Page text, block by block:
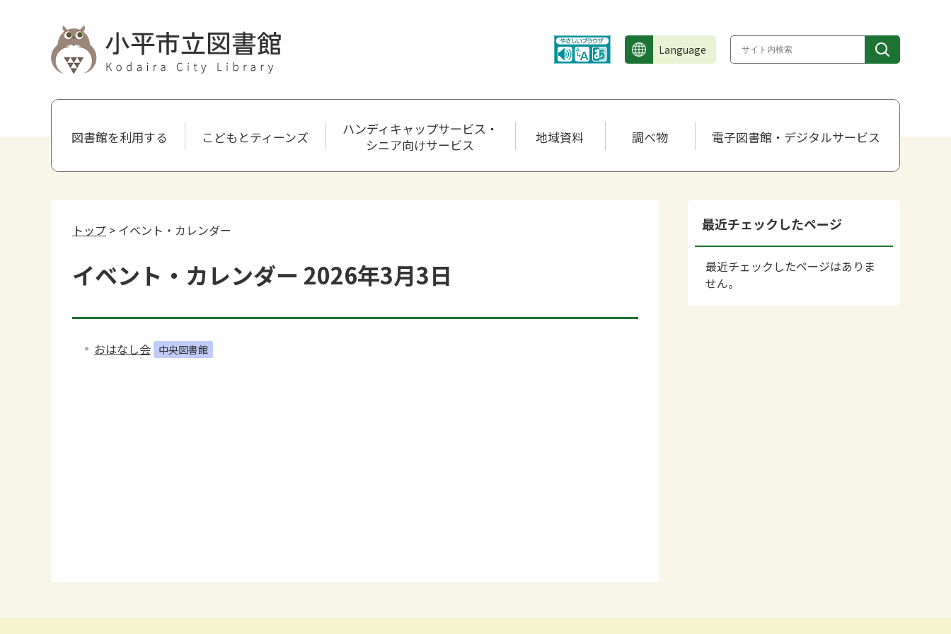
Language
図書館を利用する こどもとティーンズ
ハンディキャップサービス・
シニア向けサービス
地域資料 調べ物 電子図書館・デジタルサービス
トップ > イベント・カレンダー
イベント・カレンダー 2026年3月3日
おはなし会 中央図書館
最近チェックしたページ
最近チェックしたページはありま
せん。